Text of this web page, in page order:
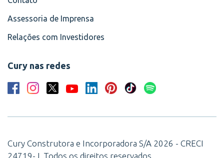
Assessoria de Imprensa
Relações com Investidores
Cury nas redes
Cury Construtora e Incorporadora S/A 2026 - CRECI
24719-J. Todos os direitos reservados.